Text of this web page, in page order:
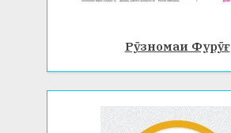
Рӯзномаи Фурӯғ